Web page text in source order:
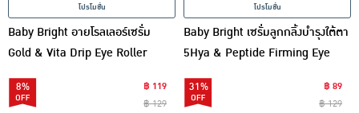
โปรโมชั่น
Baby Bright อายโรลเลอร์เซรั่ม
Gold & Vita Drip Eye Roller
8%
฿ 119
฿ 129
โปรโมชั่น
Baby Bright เซรั่มลูกกลิ้งบำรุงใต้ตา
5Hya & Peptide Firming Eye
31%
฿ 89
฿ 129